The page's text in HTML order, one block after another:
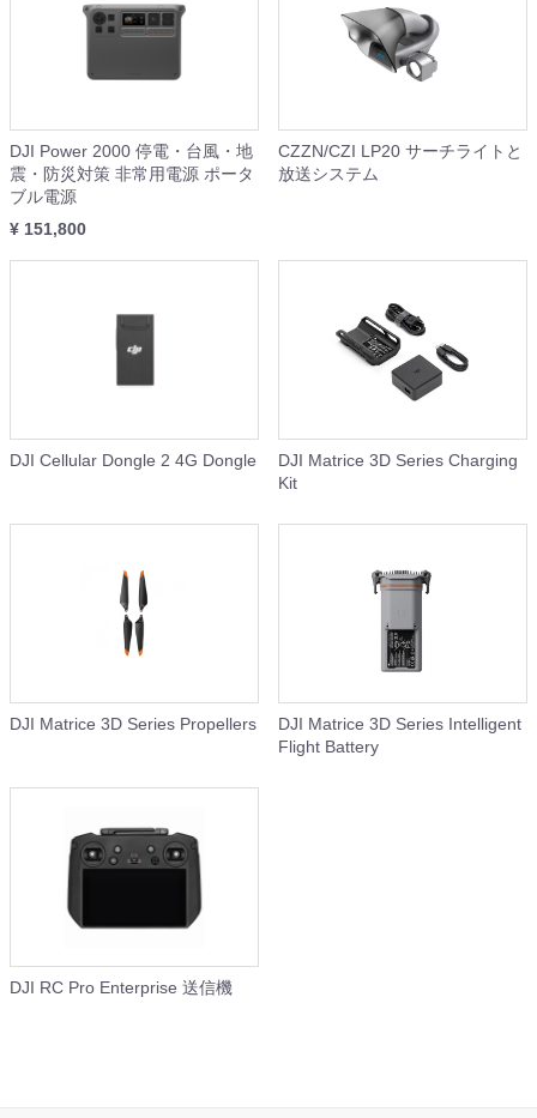
DJI Power 2000 停電・台風・地
震・防災対策 非常用電源 ポータ
ブル電源
¥ 151,800
CZZN/CZI LP20 サーチライトと
放送システム
DJI Cellular Dongle 2 4G Dongle
DJI Matrice 3D Series Charging
Kit
DJI Matrice 3D Series Propellers
DJI Matrice 3D Series Intelligent
Flight Battery
DJI RC Pro Enterprise 送信機